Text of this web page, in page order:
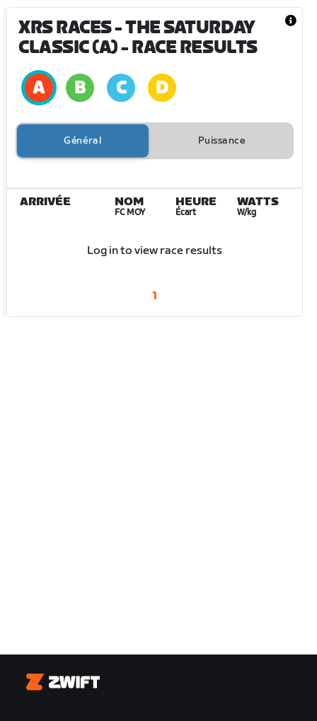
XRS RACES - THE SATURDAY
CLASSIC (A)- RACE RESULTS
Général Puissance
ARRIVÉE NOM
FC MOY
HEURE
Écart
WATTS
W/kg
Log in to view race results
1
Zwift